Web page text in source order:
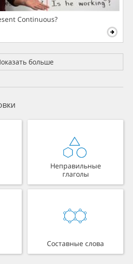
Continuous?
больше
Неправильные
глаголы
Составные слова